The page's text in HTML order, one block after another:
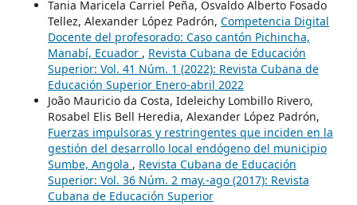
Tania Maricela Carriel Peña, Osvaldo Alberto Fosado
Tellez, Alexander López Padrón, Competencia Digital
Docente del profesorado: Caso cantón Pichincha,
Manabí, Ecuador , Revista Cubana de Educación
Superior: Vol. 41 Núm. 1 (2022): Revista Cubana de
Educación Superior Enero-abril 2022
João Mauricio da Costa, Ideleichy Lombillo Rivero,
Rosabel Elis Bell Heredia, Alexander López Padrón,
Fuerzas impulsoras y restringentes que inciden en la
gestión del desarrollo local endógeno del municipio
Sumbe, Angola , Revista Cubana de Educación
Superior: Vol. 36 Núm. 2 may.-ago (2017): Revista
Cubana de Educación Superior